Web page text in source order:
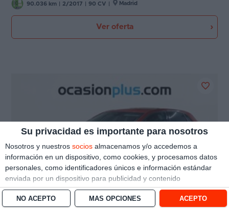
Su privacidad es importante para nosotros
Nosotros y nuestros socios almacenamos y/o accedemos a
información en un dispositivo, como cookies, y procesamos datos
personales, como identificadores únicos e información estándar
enviada por un dispositivo para publicidad y contenido
personalizado, medición de publicidad y contenido, investigación
de audiencia y desarrollo de servicios. Con su permiso, nosotros y
MÁS OPCIONES
NO ACEPTO ACEPTO
90.036 km 2/2017 90 CV Madrid
Ver oferta